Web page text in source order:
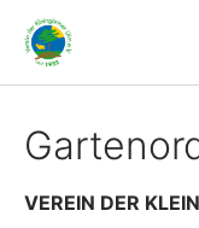
VEREIN DER